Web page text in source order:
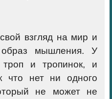
взгляд на мир и
образ мышления. У
и тропинок, и
что нет ни одного
не может не